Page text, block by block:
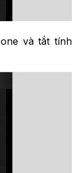
và tắt tính